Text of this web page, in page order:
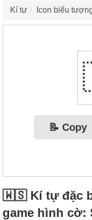
Kí tự Icon biểu
📝 Copy
🇼🇸 Kí tự đặc
game hình cờ: